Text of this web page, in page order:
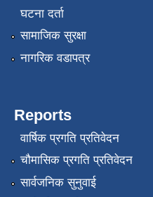
घटना दर्ता
सामाजिक सुरक्षा
नागरिक वडापत्र
Reports
वार्षिक प्रगति प्रतिवेदन
चौमासिक प्रगति प्रतिवेदन
सार्वजनिक सुनुवाई